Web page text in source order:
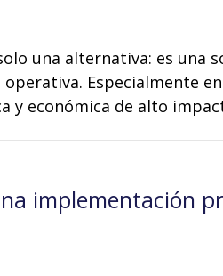
una alternativa: es una
Especialmente
y económica de alto
implementación